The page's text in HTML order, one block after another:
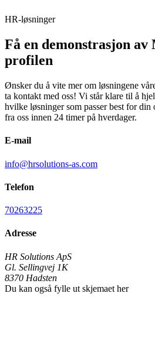
HR-løsninger
Få en demonstrasjon
profilen
Ønsker du å vite mer om løsningene
ta kontakt med oss! Vi står klare til å
hvilke løsninger som passer best for
fra oss innen 24 timer på hverdager.
E-mail
info@hrsolutions-as.com
Telefon
70263225
Adresse
HR Solutions ApS
Gl. Sellingvej 1K
8370 Hadsten
Du kan også fylle ut skjemaet her